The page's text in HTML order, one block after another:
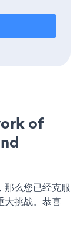
of
么您已经克服
大挑战。恭喜